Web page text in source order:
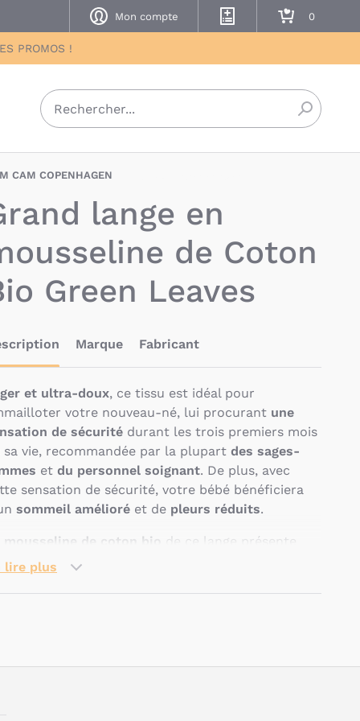
Mon compte
Mes listes de naissance
Mon panier
PROMOS !
CAM COPENHAGEN
lange en
de Coton
Green Leaves
Marque Fabricant
et ultra-doux, ce tissu est idéal pour
votre nouveau-né, lui procurant une
de sécurité durant les trois premiers mois
sa vie, recommandée par la plupart des sages-
et du personnel soignant. De plus, avec
sensation de sécurité, votre bébé bénéficiera
sommeil amélioré et de pleurs réduits.
mousseline de coton bio
de ce lange présente
douceur exceptionnelle et retrouve après
lavage un aspect
en plusieurs coloris différents, ce lange
sont les
lire plus